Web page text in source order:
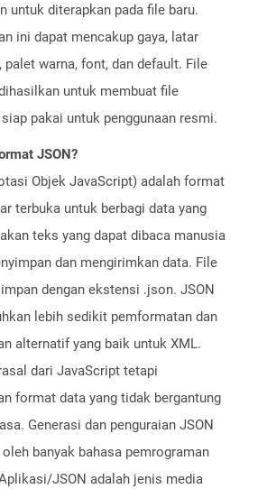
untuk diterapkan pada file baru.
ini dapat mencakup gaya, latar
palet warna, font, dan default. File
untuk membuat file
pakai untuk penggunaan resmi.
JSON?
Objek JavaScript) adalah format
terbuka untuk berbagi data yang
teks yang dapat dibaca manusia
dan mengirimkan data. File
dengan ekstensi .json. JSON
lebih sedikit pemformatan dan
alternatif yang baik untuk XML.
dari JavaScript tetapi
format data yang tidak bergantung
Generasi dan penguraian JSON
banyak bahasa pemrograman
JSON adalah jenis media